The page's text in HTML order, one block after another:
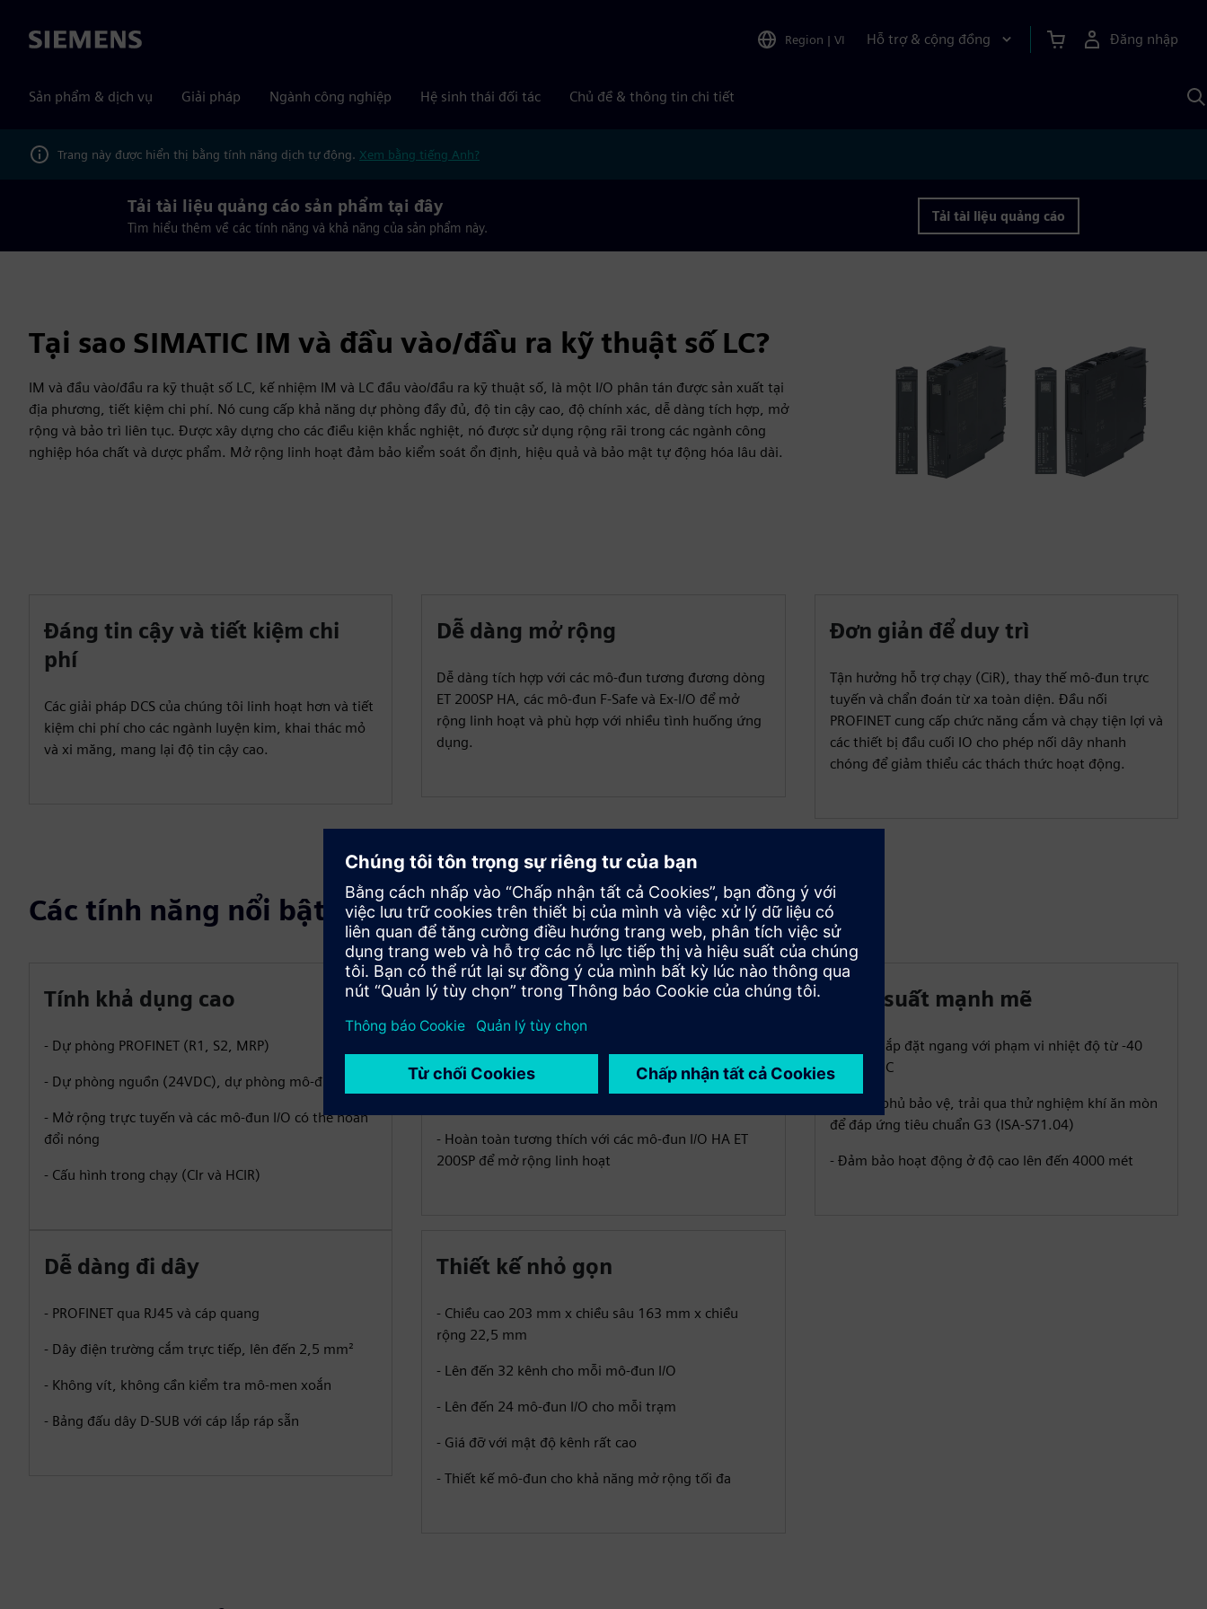
Siemens Region | VI Hỗ trợ & cộng đồng Đăng nhập
Sản phẩm & dịch vụ Giải pháp Ngành công nghiệp Hệ sinh thái đối tác Chủ đề & thông tin chi tiết
Trang này được hiển thị bằng tính năng dịch tự động. Xem bằng tiếng Anh?
Tải tài liệu quảng cáo sản phẩm tại đây
Tìm hiểu thêm về các tính năng và khả năng của sản phẩm này.
Tải tài liệu quảng cáo
Tại sao SIMATIC IM và đầu vào/đầu ra kỹ thuật số LC?
IM và đầu vào/đầu ra kỹ thuật số LC, kế nhiệm IM và LC đầu vào/đầu ra kỹ thuật số, là một I/O phân tán được sản xuất tại
địa phương, tiết kiệm chi phí. Nó cung cấp khả năng dự phòng đầy đủ, độ tin cậy cao, độ chính xác, dễ dàng tích hợp, mở
rộng và bảo trì liên tục. Được xây dựng cho các điều kiện khắc nghiệt, nó được sử dụng rộng rãi trong các ngành công
nghiệp hóa chất và dược phẩm. Mở rộng linh hoạt đảm bảo kiểm soát ổn định, hiệu quả và bảo mật tự động hóa lâu dài.
Đáng tin cậy và tiết kiệm chi
phí
Các giải pháp DCS của chúng tôi linh hoạt hơn và tiết
kiệm chi phí cho các ngành luyện kim, khai thác mỏ
và xi măng, mang lại độ tin cậy cao.
Dễ dàng mở rộng
Dễ dàng tích hợp với các mô-đun tương đương dòng
ET 200SP HA, các mô-đun F-Safe và Ex-I/O để mở
rộng linh hoạt và phù hợp với nhiều tình huống ứng
dụng.
Đơn giản để duy trì
Tận hưởng hỗ trợ chạy (CiR), thay thế mô-đun trực
tuyến và chẩn đoán từ xa toàn diện. Đầu nối
PROFINET cung cấp chức năng cắm và chạy tiện lợi và
các thiết bị đầu cuối IO cho phép nối dây nhanh
chóng để giảm thiểu các thách thức hoạt động.
Các tính năng nổi bật
Tính khả dụng cao
- Dự phòng PROFINET (R1, S2, MRP)
- Dự phòng nguồn (24VDC), dự phòng mô-đun I/O
- Mở rộng trực tuyến và các mô-đun I/O có thể hoán
đổi nóng
- Cấu hình trong chạy (CIr và HCIR)
Khả năng I/O mở rộng
- Mô-đun AI/AQ, 0/4—20 mA, với HART, cặp nhiệt
- Hoàn toàn tương thích với các mô-đun I/O HA ET
200SP để mở rộng linh hoạt
Hiệu suất mạnh mẽ
- Hỗ trợ lắp đặt ngang với phạm vi nhiệt độ từ -40
đến+70° C
- Có lớp phủ bảo vệ, trải qua thử nghiệm khí ăn mòn
để đáp ứng tiêu chuẩn G3 (ISA-S71.04)
- Đảm bảo hoạt động ở độ cao lên đến 4000 mét
Dễ dàng đi dây
- PROFINET qua RJ45 và cáp quang
- Dây điện trường cắm trực tiếp, lên đến 2,5 mm²
- Không vít, không cần kiểm tra mô-men xoắn
- Bảng đấu dây D-SUB với cáp lắp ráp sẵn
Thiết kế nhỏ gọn
- Chiều cao 203 mm x chiều sâu 163 mm x chiều
rộng 22,5 mm
- Lên đến 32 kênh cho mỗi mô-đun I/O
- Lên đến 24 mô-đun I/O cho mỗi trạm
- Giá đỡ với mật độ kênh rất cao
- Thiết kế mô-đun cho khả năng mở rộng tối đa